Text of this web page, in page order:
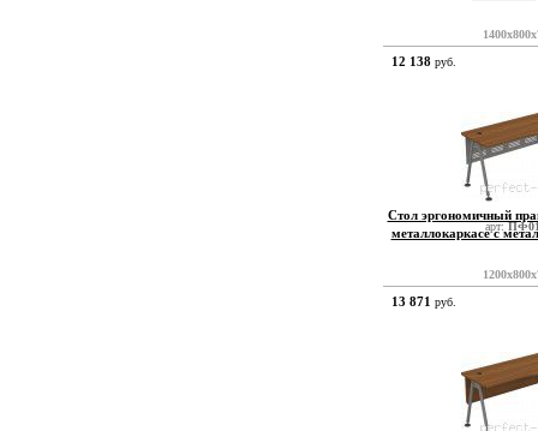
арт:
12 138 руб.
Стол эргономичный
металлокаркасе с
13 871 руб.